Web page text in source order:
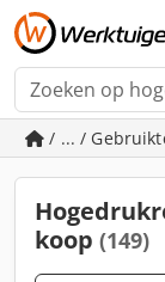
/ ... /
koop (149)